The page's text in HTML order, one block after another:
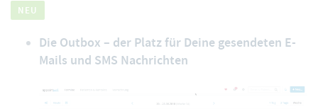
NEU
Die Outbox – der Platz für Deine gesendeten E-
Mails und SMS Nachrichten